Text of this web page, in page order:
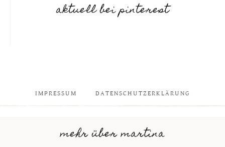
aktuell bei pinterest
IMPRESSUM DATENSCHUTZERKLÄRUNG
mehr über martina